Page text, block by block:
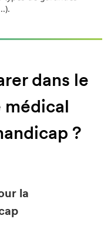
dans le
médical
?
la